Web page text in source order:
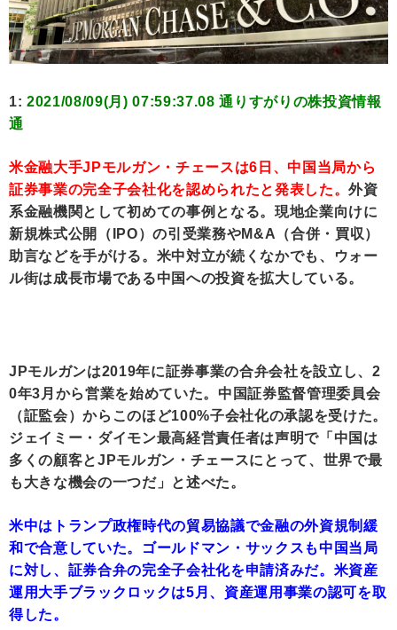
1: 2021/08/09(月) 07:59:37.08 通りすがりの株投資情報
通
米金融大手JPモルガン・チェースは6日、中国当局から
証券事業の完全子会社化を認められたと発表した。外資
系金融機関として初めての事例となる。現地企業向けに
新規株式公開（IPO）の引受業務やM&A（合併・買収）
助言などを手がける。米中対立が続くなかでも、ウォー
ル街は成長市場である中国への投資を拡大している。
JPモルガンは2019年に証券事業の合弁会社を設立し、2
0年3月から営業を始めていた。中国証券監督管理委員会
（証監会）からこのほど100%子会社化の承認を受けた。
ジェイミー・ダイモン最高経営責任者は声明で「中国は
多くの顧客とJPモルガン・チェースにとって、世界で最
も大きな機会の一つだ」と述べた。
米中はトランプ政権時代の貿易協議で金融の外資規制緩
和で合意していた。ゴールドマン・サックスも中国当局
に対し、証券合弁の完全子会社化を申請済みだ。米資産
運用大手ブラックロックは5月、資産運用事業の認可を取
得した。